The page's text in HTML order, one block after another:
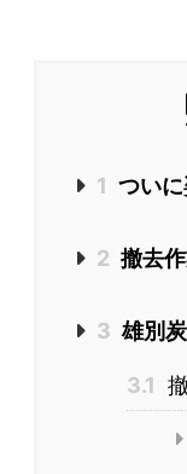
1 つい
2 撤去
3 雄別
3.1